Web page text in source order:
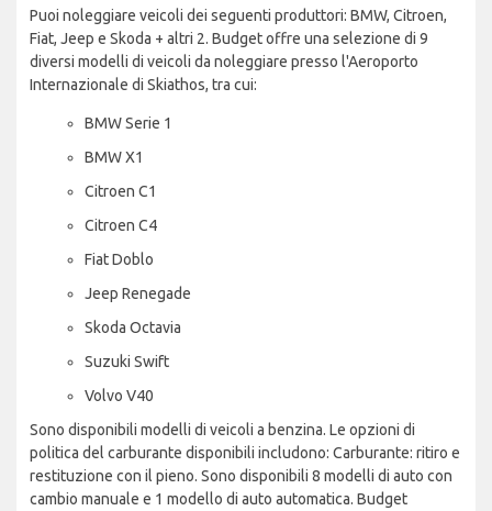
Puoi noleggiare veicoli dei seguenti produttori: BMW, Citroen,
Fiat, Jeep e Skoda + altri 2. Budget offre una selezione di 9
diversi modelli di veicoli da noleggiare presso l'Aeroporto
Internazionale di Skiathos, tra cui:
BMW Serie 1
BMW X1
Citroen C1
Citroen C4
Fiat Doblo
Jeep Renegade
Skoda Octavia
Suzuki Swift
Volvo V40
Sono disponibili modelli di veicoli a benzina. Le opzioni di
politica del carburante disponibili includono: Carburante: ritiro e
restituzione con il pieno. Sono disponibili 8 modelli di auto con
cambio manuale e 1 modello di auto automatica. Budget